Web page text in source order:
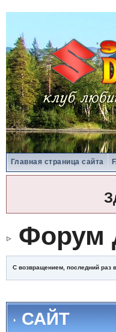
Главная страница сайта
Форум
С возвращением, последний раз
САЙТ